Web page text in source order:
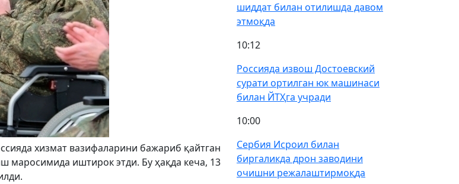
хизмат вазифаларини бажариб қайтган
маросимида иштирок этди. Бу ҳақда кеча, 13
шиддат билан отилишда давом
этмоқда
10:12
Россияда извош Достоевский
сурати ортилган юк машинаси
билан ЙТҲга учради
10:00
Сербия Исроил билан
биргаликда дрон заводини
очишни режалаштирмоқда